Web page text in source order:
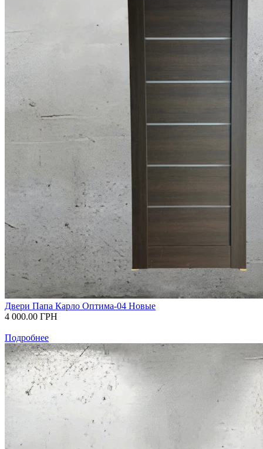
Двери Папа Карло Оптима-04 Новые
4 000.00 ГРН
Подробнее